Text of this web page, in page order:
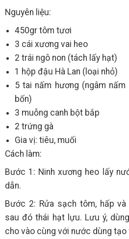
Nguyên liệu:
450gr tôm tươi
3 cái xương vai heo
2 trái ngô non (tách lấy hạt)
1 hộp đậu Hà Lan (loại nhỏ)
5 tai nấm hương (ngâm
bốn)
3 muỗng canh bột bắp
2 trứng gà
Gia vị: tiêu, muối
Cách làm:
Bước 1: Ninh xương heo lấy
dẫn.
Bước 2: Rửa sạch tôm, hấp
sau đó thái hạt lựu. Lưu ý,
cho vào cùng với nước dùng tạo